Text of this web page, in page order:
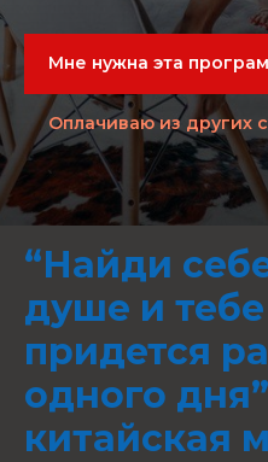
Мне нужна эта
Оплачиваю из других
“Найди
душе и
придется
одного
китайская